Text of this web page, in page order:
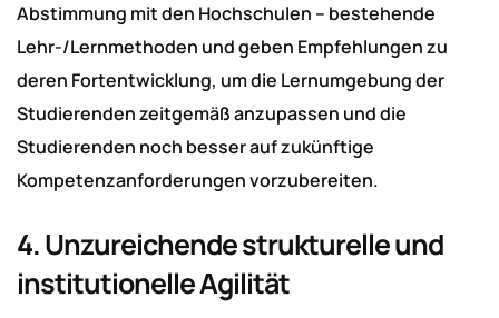
Abstimmung mit den Hochschulen – bestehende
Lehr-/Lernmethoden und geben Empfehlungen zu
deren Fortentwicklung, um die Lernumgebung der
Studierenden zeitgemäß anzupassen und die
Studierenden noch besser auf zukünftige
Kompetenzanforderungen vorzubereiten.
4. Unzureichende strukturelle und
institutionelle Agilität